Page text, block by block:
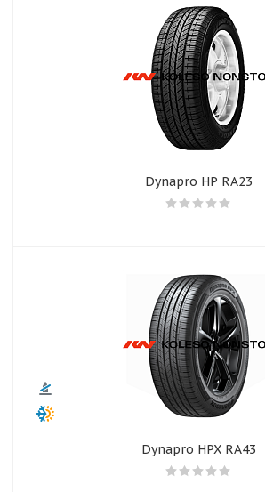
Dynapro HP RA23
Dynapro HPX RA43